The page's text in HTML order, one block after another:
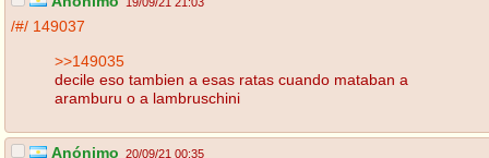
19/09/21 21:03
/#/ 149037
>>149035
decile eso tambien a esas ratas cuando mataban a
aramburu o a lambruschini
Anónimo 20/09/21 00:35